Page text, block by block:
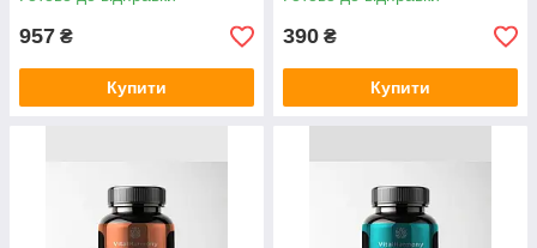
контролю ваги, пригнічення апетиту,
зниження набряків, стимуляції обміну
речовин.
For Sleep & Peace— натуральні
Vitamins & Minerals
— комплекси для
підтримки імунітету, серця, судин та
загального тонусу.
957 ₴
Купити
390 ₴
Купити